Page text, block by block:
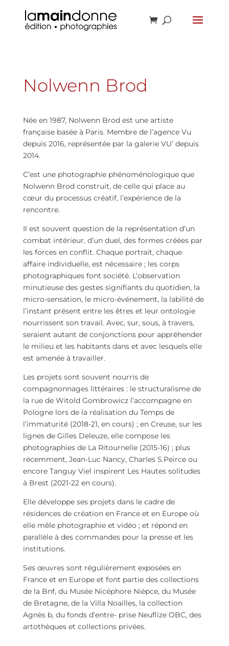
Nolwenn Brod
Née en 1987, Nolwenn Brod est une artiste
française basée à Paris. Membre de l’agence Vu
depuis 2016, représentée par la galerie VU’ depuis
2014.
C’est une photographie phénoménologique que
Nolwenn Brod construit, de celle qui place au
cœur du processus créatif, l’expérience de la
rencontre.
Il est souvent question de la représentation d’un
combat intérieur, d’un duel, des formes créées par
les forces en conflit. Chaque portrait, chaque
affaire individuelle, est nécessaire ; les corps
photographiques font société. L’observation
minutieuse des gestes signifiants du quotidien, la
micro-sensation, le micro-événement, la labilité de
l’instant présent entre les êtres et leur ontologie
nourrissent son travail. Avec, sur, sous, à travers,
seraient autant de conjonctions pour appréhender
le milieu et les habitants dans et avec lesquels elle
est amenée à travailler.
Les projets sont souvent nourris de
compagnonnages littéraires : le structuralisme de
la rue de Witold Gombrowicz l’accompagne en
Pologne lors de la réalisation du Temps de
l’immaturité (2018-21, en cours) ; en Creuse, sur les
lignes de Gilles Deleuze, elle compose les
photographies de La Ritournelle (2015-16) ; plus
récemment, Jean-Luc Nancy, Charles S.Peirce ou
encore Tanguy Viel inspirent Les Hautes solitudes
à Brest (2021-22 en cours).
Elle développe ses projets dans le cadre de
résidences de création en France et en Europe où
elle mêle photographie et vidéo ; et répond en
parallèle à des commandes pour la presse et les
institutions.
Ses œuvres sont régulièrement exposées en
France et en Europe et font partie des collections
de la Bnf, du Musée Nicéphore Niépce, du Musée
de Bretagne, de la Villa Noailles, la collection
Agnès b, du fonds d’entre- prise Neuflize OBC, des
artothèques et collections privées.